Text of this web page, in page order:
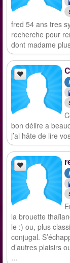
fred 54 ans tres
recherche pour
dont madame
bon délire a
j’ai hâte de lire
la brouette
le :) ou, plus
conjugal.
d’autres plaisirs
...